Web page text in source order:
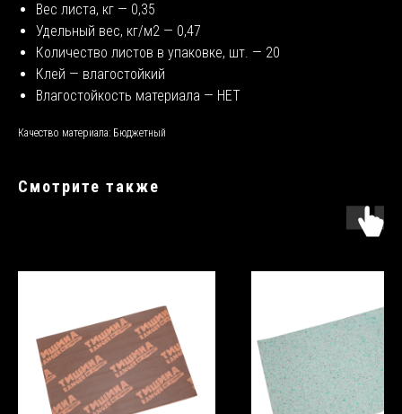
Вес листа, кг — 0,35
Удельный вес, кг/м2 — 0,47
Количество листов в упаковке, шт. — 20
Клей — влагостойкий
Влагостойкость материала — НЕТ
Качество материала: Бюджетный
Смотрите также